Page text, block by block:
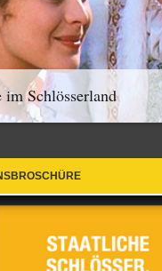
Schlösserland